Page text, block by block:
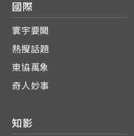
國際
寰宇要聞
熱搜話題
東協萬象
奇人妙事
知影